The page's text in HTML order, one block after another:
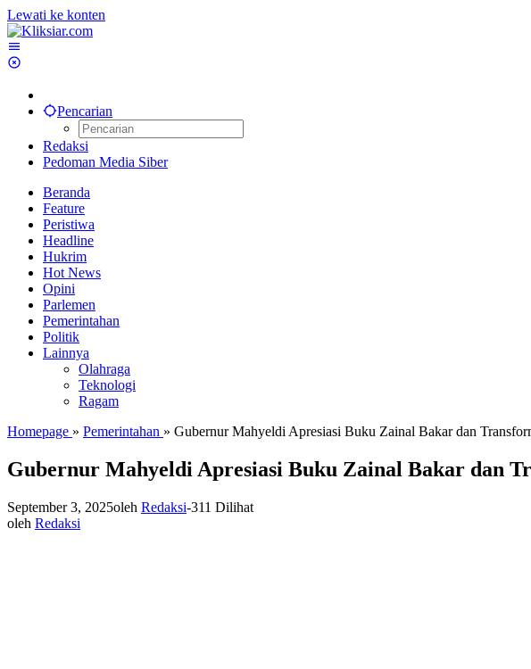
Lewati ke konten
Pencarian
Redaksi
Pedoman Media Siber
Beranda
Feature
Peristiwa
Headline
Hukrim
Hot News
Opini
Parlemen
Pemerintahan
Politik
Lainnya
Olahraga
Teknologi
Ragam
Homepage » Pemerintahan » Gubernur Mahyeldi Apresiasi Buku Zainal Bakar dan
Gubernur Mahyeldi Apresiasi Buku Zainal Bakar dan
September 3, 2025oleh Redaksi-311 Dilihat
oleh Redaksi